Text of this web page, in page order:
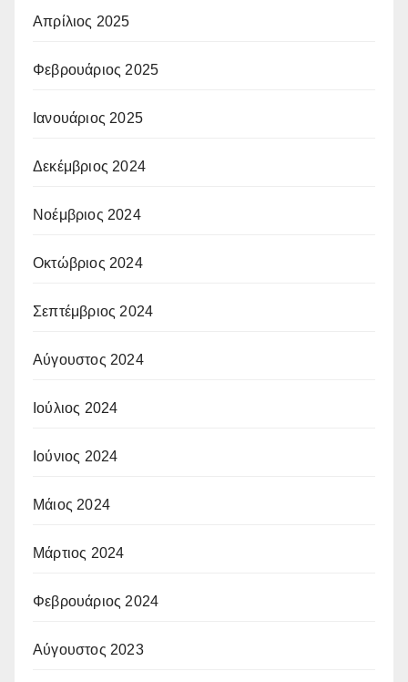
Απρίλιος 2025
Φεβρουάριος 2025
Ιανουάριος 2025
Δεκέμβριος 2024
Νοέμβριος 2024
Οκτώβριος 2024
Σεπτέμβριος 2024
Αύγουστος 2024
Ιούλιος 2024
Ιούνιος 2024
Μάιος 2024
Μάρτιος 2024
Φεβρουάριος 2024
Αύγουστος 2023